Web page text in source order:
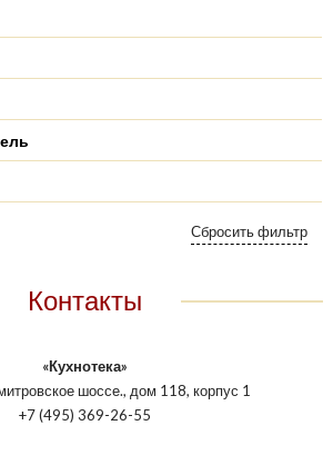
Контакты
«Кухнотека»
шоссе., дом 118, корпус 1
+7 (495) 369-26-55